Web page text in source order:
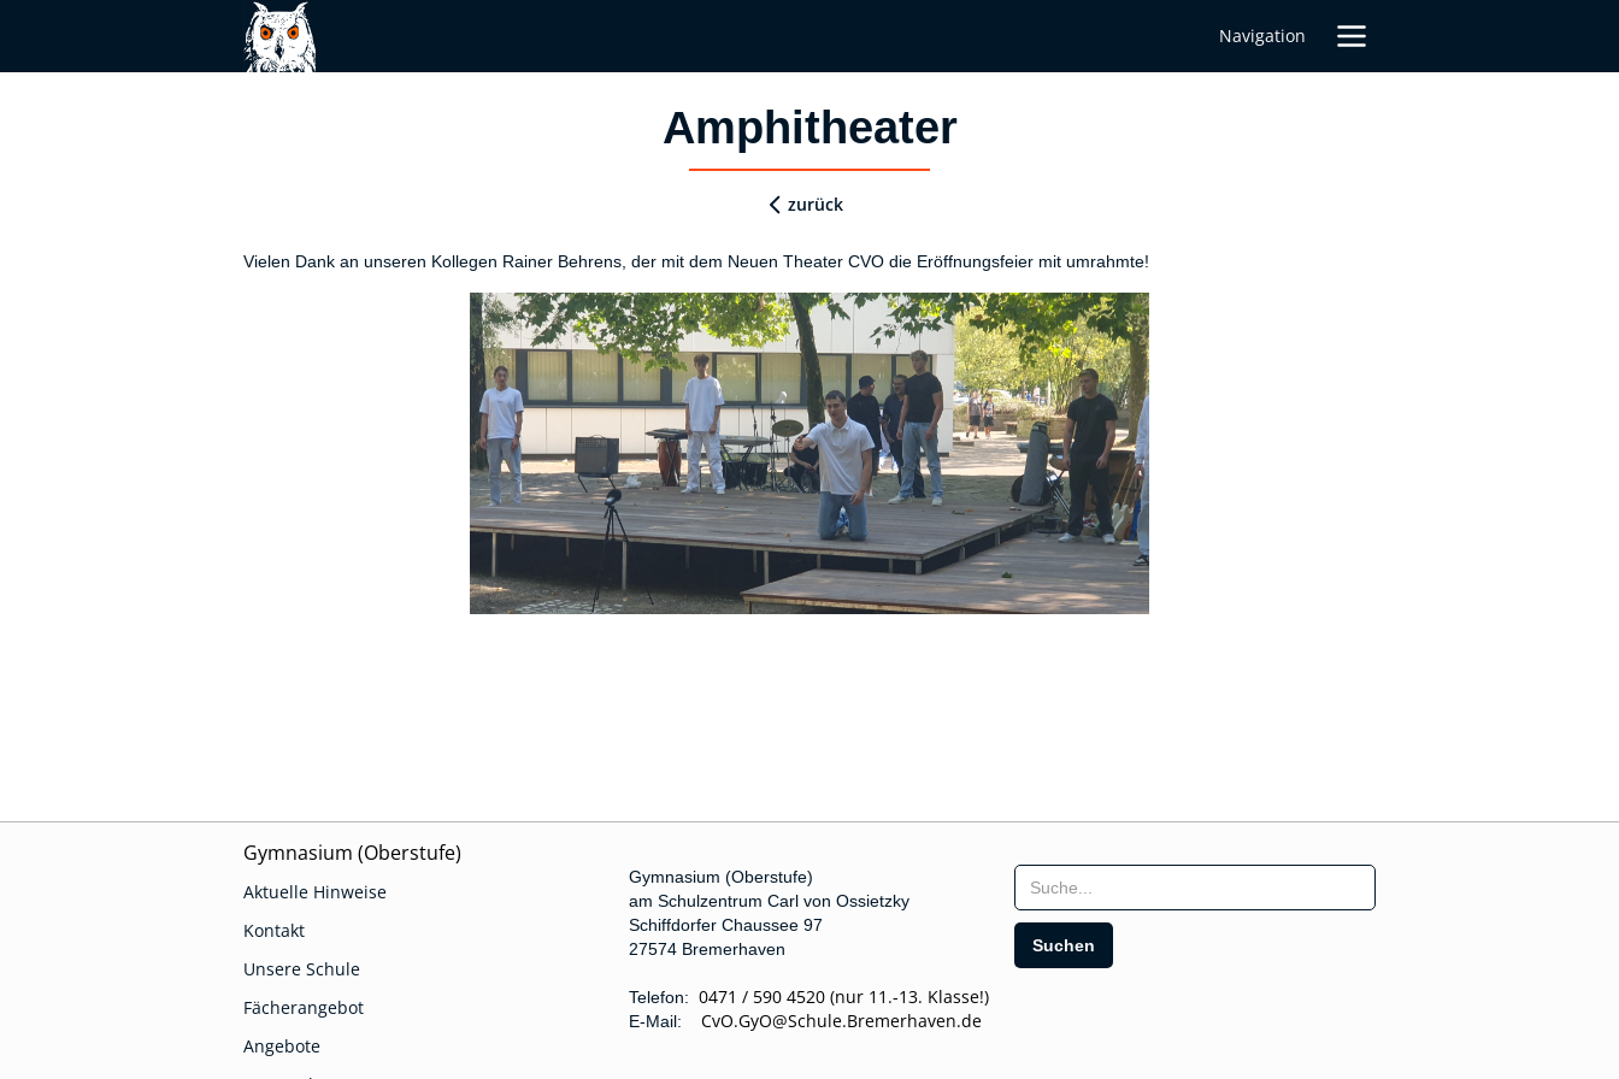
Navigation
Amphitheater
zurück
Vielen Dank an unseren Kollegen Rainer Behrens, der mit dem Neuen Theater CVO die Eröffnungsfeier mit umrahmte!
Gymnasium (Oberstufe)
Aktuelle Hinweise
Kontakt
Unsere Schule
Fächerangebot
Angebote
Gymnasium (Oberstufe)
am Schulzentrum Carl von Ossietzky
Schiffdorfer Chaussee 97
27574 Bremerhaven
Telefon: 0471 / 590 4520 (nur 11.-13. Klasse!)
E-Mail: CvO.GyO@Schule.Bremerhaven.de